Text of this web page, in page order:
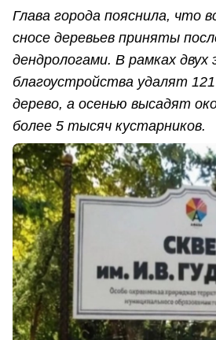
Глава города пояснила, что
сносе деревьев приняты
дендрологами. В рамках двух
благоустройства удалят
дерево, а осенью высадят
более 5 тысяч кустарников.